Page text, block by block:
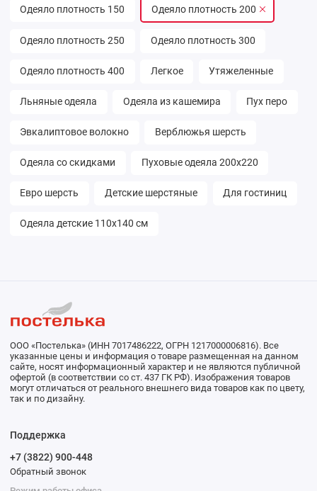
Одеяло плотность 150 Одеяло плотность 200
Одеяло плотность 250 Одеяло плотность 300
Одеяло плотность 400 Легкое Утяжеленные
Льняные одеяла Одеяла из кашемира Пух перо
Эвкалиптовое волокно Верблюжья шерсть
Одеяла со скидками Пуховые одеяла 200х220
Евро шерсть Детские шерстяные Для гостиниц
Одеяла детские 110х140 см
ООО «Постелька» (ИНН 7017486222, ОГРН 1217000006816). Все
указанные цены и информация о товаре размещенная на данном
сайте, носят информационный характер и не являются публичной
офертой (в соответствии со ст. 437 ГК РФ). Изображения товаров
могут отличаться от реального внешнего вида товаров как по цвету,
так и по дизайну.
Поддержка
+7 (3822) 900-448
Обратный звонок